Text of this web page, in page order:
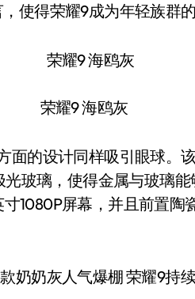
使得荣耀9成为年轻族群的
荣耀9 海鸥灰
的设计同样吸引眼球。
玻璃，使得金属与玻璃
1080P屏幕，并且前置